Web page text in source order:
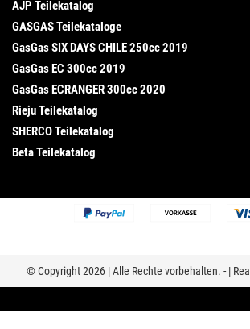
AJP Teilekatalog
GASGAS Teilekataloge
GasGas SIX DAYS CHILE 250cc 2019
GasGas EC 300cc 2019
GasGas ECRANGER 300cc 2020
Rieju Teilekatalog
SHERCO Teilekatalog
Beta Teilekatalog
© Copyright 2026 | Alle Rechte vorbehalten. - |